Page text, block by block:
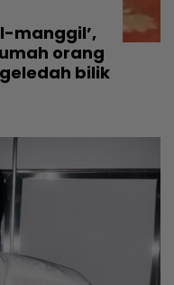
manggil’,
orang
bilik